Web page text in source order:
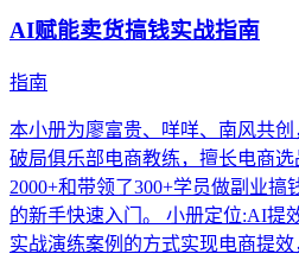
AI赋能卖货搞钱实战指南
指南
本小册为廖富贵、咩咩、南风共
破局俱乐部电商教练，擅长电商
2000+和带领了300+学员做副业
的新手快速入门。 小册定位:AI提
实战演练案例的方式实现电商提